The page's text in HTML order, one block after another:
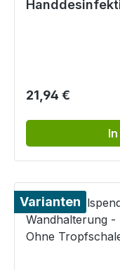
Regulärer Preis:
21,94 €
Varianten